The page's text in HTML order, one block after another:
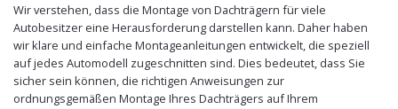
Wir verstehen, dass die Montage von Dachträgern für viele
Autobesitzer eine Herausforderung darstellen kann. Daher haben
wir klare und einfache Montageanleitungen entwickelt, die speziell
auf jedes Automodell zugeschnitten sind. Dies bedeutet, dass Sie
sicher sein können, die richtigen Anweisungen zur
ordnungsgemäßen Montage Ihres Dachträgers auf Ihrem